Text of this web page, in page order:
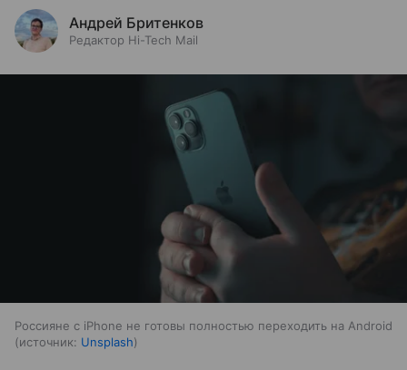
Андрей Бритенков
Редактор Hi-Tech Mail
Россияне с iPhone не готовы полностью переходить на Android
источник: Unsplash